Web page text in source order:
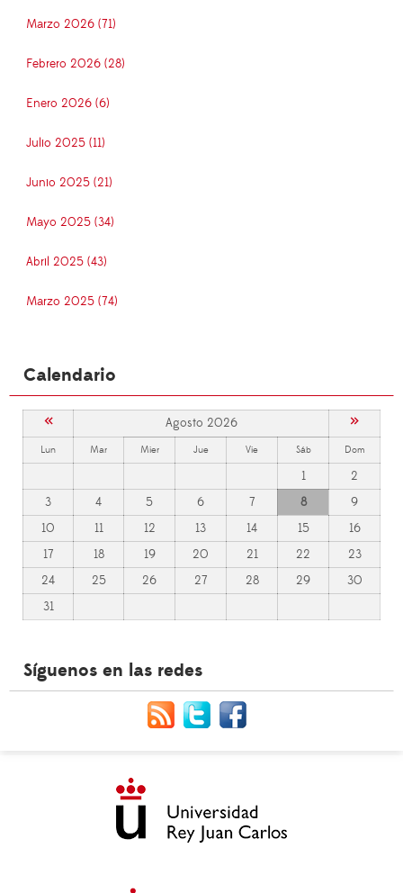
Marzo 2026 (71)
Febrero 2026 (28)
Enero 2026 (6)
Julio 2025 (11)
Junio 2025 (21)
Mayo 2025 (34)
Abril 2025 (43)
Marzo 2025 (74)
Calendario
« Agosto 2026 »
Lun Mar Mier Jue Vie Sáb Dom
1
2
3
4 5 6 7 8
9
10
11 12 13 14 15
16
17
18 19 20 21 22
23
24
25 26 27 28 29
30
31
Síguenos en las redes